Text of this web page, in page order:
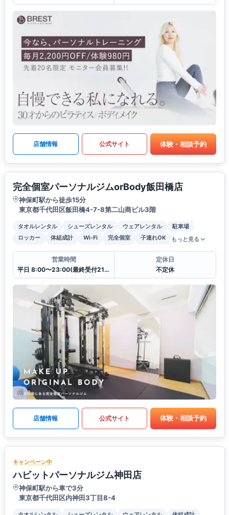
店舗情報 公式サイト 体験・相談予約
完全個室パーソナルジムorBody飯田橋店
神保町駅から徒歩15分
東京都千代田区飯田橋4-7-8第二山商ビル3階
タオルレンタル シューズレンタル ウェアレンタル
駐車場
ロッカー
体組成計 Wi-Fi 完全個室 子連れOK もっと見る
営業時間
平日 8:00〜23:00(最終受付21:30)土日祝日8:00〜23:00(最終受付21:30)
定休日
不定休
店舗情報 公式サイト 体験・相談予約
キャンペーン中
ハビットパーソナルジム神田店
神保町駅から車で3分
東京都千代田区内神田3丁目8-4